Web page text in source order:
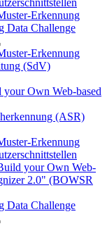
Erkennung
Data Challenge
Erkennung
(SdV)
Own Web-based
(ASR)
Erkennung
your Own Web-
2.0" (BOWSR
Data Challenge